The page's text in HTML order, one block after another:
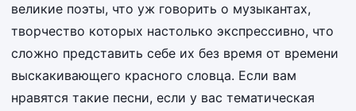
великие поэты, что уж говорить о музыкантах,
творчество которых настолько экспрессивно, что
сложно представить себе их без время от времени
выскакивающего красного словца. Если вам
нравятся такие песни, если у вас тематическая